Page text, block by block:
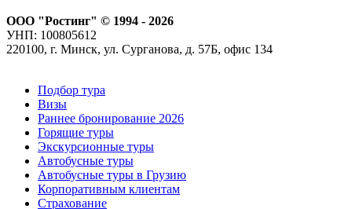
ООО "Ростинг" © 1994 - 2026
УНП: 100805612
220100, г. Минск, ул. Сурганова, д. 57Б, офис 134
Подбор тура
Визы
Раннее бронирование 2026
Горящие туры
Экскурсионные туры
Автобусные туры
Автобусные туры в Грузию
Корпоративным клиентам
Страхование